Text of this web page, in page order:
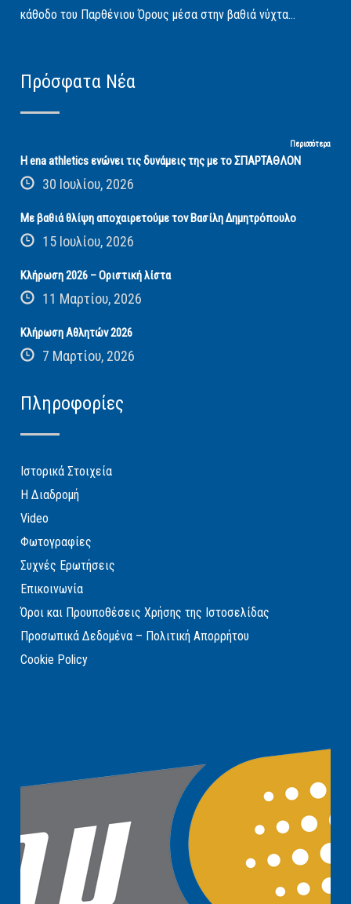
κάθοδο του Παρθένιου Όρους μέσα στην βαθιά νύχτα...
Πρόσφατα Νέα
Περισσότερα
Η ena athletics ενώνει τις δυνάμεις της με το ΣΠΑΡΤΑΘΛΟΝ
30 Ιουλίου, 2026
Με βαθιά θλίψη αποχαιρετούμε τον Βασίλη Δημητρόπουλο
15 Ιουλίου, 2026
Κλήρωση 2026 – Οριστική λίστα
11 Μαρτίου, 2026
Κλήρωση Αθλητών 2026
7 Μαρτίου, 2026
Πληροφορίες
Ιστορικά Στοιχεία
Η Διαδρομή
Video
Φωτογραφίες
Συχνές Ερωτήσεις
Επικοινωνία
Όροι και Προυποθέσεις Χρήσης της Ιστοσελίδας
Προσωπικά Δεδομένα – Πολιτική Απορρήτου
Cookie Policy